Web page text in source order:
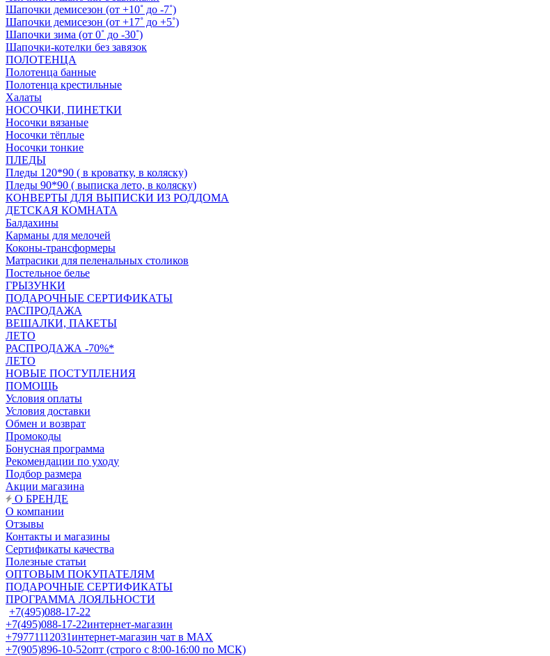
Шапочки демисезон (от +10˚ до -7˚)
Шапочки демисезон (от +17˚ до +5˚)
Шапочки зима (от 0˚ до -30˚)
Шапочки-котелки без завязок
ПОЛОТЕНЦА
Полотенца банные
Полотенца крестильные
Халаты
НОСОЧКИ, ПИНЕТКИ
Носочки вязаные
Носочки тёплые
Носочки тонкие
ПЛЕДЫ
Пледы 120*90 ( в кроватку, в коляску)
Пледы 90*90 ( выписка лето, в коляску)
КОНВЕРТЫ ДЛЯ ВЫПИСКИ ИЗ РОДДОМА
ДЕТСКАЯ КОМНАТА
Балдахины
Карманы для мелочей
Коконы-трансформеры
Матрасики для пеленальных столиков
Постельное белье
ГРЫЗУНКИ
ПОДАРОЧНЫЕ СЕРТИФИКАТЫ
РАСПРОДАЖА
ВЕШАЛКИ, ПАКЕТЫ
ЛЕТО
РАСПРОДАЖА -70%*
ЛЕТО
НОВЫЕ ПОСТУПЛЕНИЯ
ПОМОЩЬ
Условия оплаты
Условия доставки
Обмен и возврат
Промокоды
Бонусная программа
Рекомендации по уходу
Подбор размера
Акции магазина
О БРЕНДЕ
О компании
Отзывы
Контакты и магазины
Сертификаты качества
Полезные статьи
ОПТОВЫМ ПОКУПАТЕЛЯМ
ПОДАРОЧНЫЕ СЕРТИФИКАТЫ
ПРОГРАММА ЛОЯЛЬНОСТИ
+7(495)088-17-22
+7(495)088-17-22интернет-магазин
+79771112031интернет-магазин чат в MAX
+7(905)896-10-52опт (строго с 8:00-16:00 по МСК)